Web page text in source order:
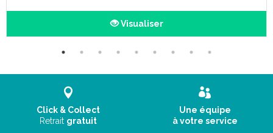
Visualiser
Click & Collect
Retrait gratuit
Une équipe
à votre service